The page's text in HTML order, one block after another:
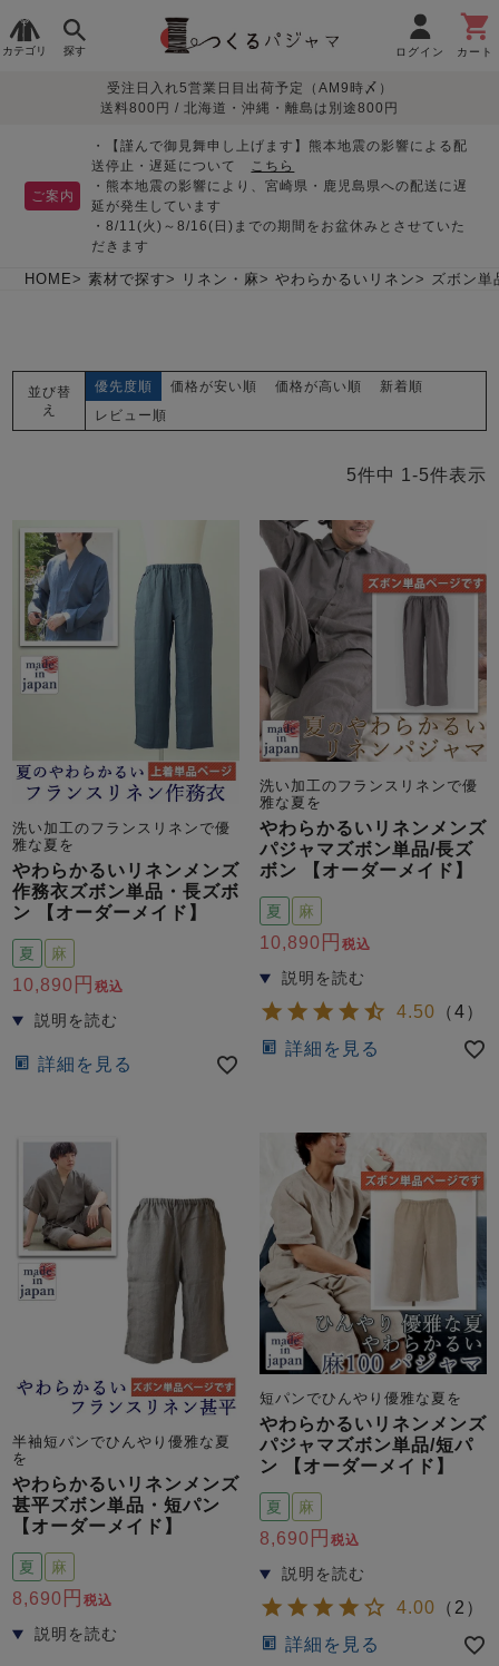
カテゴリ 探す ログイン カート
レディースパジャマ
冬
春 夏 秋 冬
ガールズパジャマ
春 秋
ボーイズパジャマ
秋 冬
生地で
さがす
サッカー/ちぢみ 楊
ニット/ストレッチ 起毛/フランネル
柄物
売れ筋ランキング
- Item Ranking -
新着商品
すべての生地一覧はこちら
目的別で
さがす
敏感肌用
パジャマ
入院・介護
胸が目立たない
マタニティ
パジャマ
体型別におすすめパジ
ャマ
年齢別におすすめパジ
ルームウェア
生活雑貨 カタログギフト
売れ筋ランキング
- Item Ranking -
新着商品
- New Arrival -
デザインで
さがす
作務衣 胸がすけない
羽織・バスロ
ーブ
上着単品
ズボン単品
すべてのメン
パジャマ
半袖 七分袖
かぶり
羽織・バスロ
ーブ
ズボン単品
すべてのキッ
ズ
パジャマ
ガールズ長袖 ガールズ半袖 ワンピース
ガールズかぶ
り
夏パジャマ特集 つくるパジャマとは
お支払い・送料・配送
について
会社概要 お買い物ガイド 安心の日本製
SDGsの取り組み
受注日入れ5営業日目出荷予定（AM9時〆）
送料800円 / 北海道・沖縄・離島は別途800円
ご案内
・【謹んで御見舞申し上げます】熊本地震の影響による配
送停止・遅延について こちら
・熊本地震の影響により、宮崎県・鹿児島県への配送に遅
延が発生しています
・8/11(火)～8/16(日)までの期間をお盆休みとさせていた
だきます
HOME 素材で探す リネン・麻 やわらかるいリネン ズボン単
並び替
え
優先度順 価格が安い順 価格が高い順
新着順
レビュー順
5件中 1 -5件表示
洗い加工のフランスリネンで優
雅な夏を
やわらかるいリネンメンズ
作務衣ズボン単品・長ズボ
ン 【オーダーメイド】
夏 麻
10,890 税込
詳細を見る
洗い加工のフランスリネンで優
雅な夏を
やわらかるいリネンメンズ
パジャマズボン単品/長ズ
ボン 【オーダーメイド】
夏 麻
10,890 税込
4.50 （4）
詳細を見る
半袖短パンでひんやり優雅な夏
を
やわらかるいリネンメンズ
甚平ズボン単品・短パン
【オーダーメイド】
夏 麻
8,690 税込
短パンでひんやり優雅な夏を
やわらかるいリネンメンズ
パジャマズボン単品/短パ
ン 【オーダーメイド】
夏 麻
8,690 税込
4.00 （ 2 ）
詳細を見る